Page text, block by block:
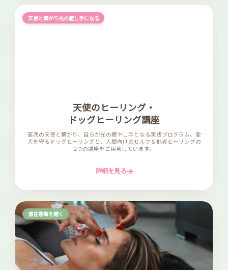
天使と繋がり光の癒し手になる
天使のヒーリング・
ドッグヒーリング講座
高次の天使と繋がり、自らが光の癒やし手となる実践プログラム。愛
犬を守るドッグヒーリングと、人間向けのセルフ＆他者ヒーリングの
2つの講座をご用意しています。
詳細を見る➔
潜在意識を開く